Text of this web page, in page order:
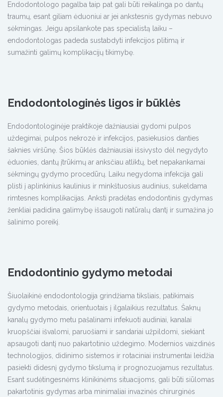
Endodontologo pagalba taip pat gali būti reikalinga po dantų
traumų, esant giliam ėduoniui ar jei ankstesnis gydymas nebuvo
sėkmingas. Jeigu apsilankote pas specialistą laiku –
endodontologas padeda sustabdyti infekcijos plitimą ir
sumažinti galimų komplikacijų tikimybę.
Endodontologinės ligos ir būklės
Endodontologinėje praktikoje dažniausiai gydomi pulpos
uždegimai, pulpos nekrozė ir infekcijos, pasiekusios danties
šaknies viršūnę. Šios būklės dažniausiai išsivysto dėl negydyto
ėduonies, dantų įtrūkimų ar anksčiau atliktų, bet nepakankamai
sėkmingų gydymo procedūrų. Laiku negydoma infekcija gali
plisti į aplinkinius kaulinius ir minkštuosius audinius, sukeldama
rimtesnes komplikacijas. Anksti pradėtas endodontinis gydymas
ženkliai padidina galimybę išsaugoti natūralų dantį ir sumažina jo
šalinimo poreikį.
Endodontinio gydymo metodai
Šiuolaikinė endodontologija grindžiama tiksliais, patikimais
gydymo metodais, orientuotais į ilgalaikius rezultatus. Šaknų
kanalų gydymo metu pašalinami infekuoti audiniai, kanalai
kruopščiai išvalomi, paruošiami ir sandariai užpildomi, siekiant
apsaugoti dantį nuo pakartotinio uždegimo. Modernios vaizdinės
technologijos, didinimo sistemos ir rotaciniai instrumentai leidžia
pasiekti didesnį gydymo tikslumą ir prognozuojamus rezultatus.
Esant sudėtingesnėms klinikinėms situacijoms, gali būti siūlomas
pakartotinis gydymas arba minimaliai invazinės chirurginės